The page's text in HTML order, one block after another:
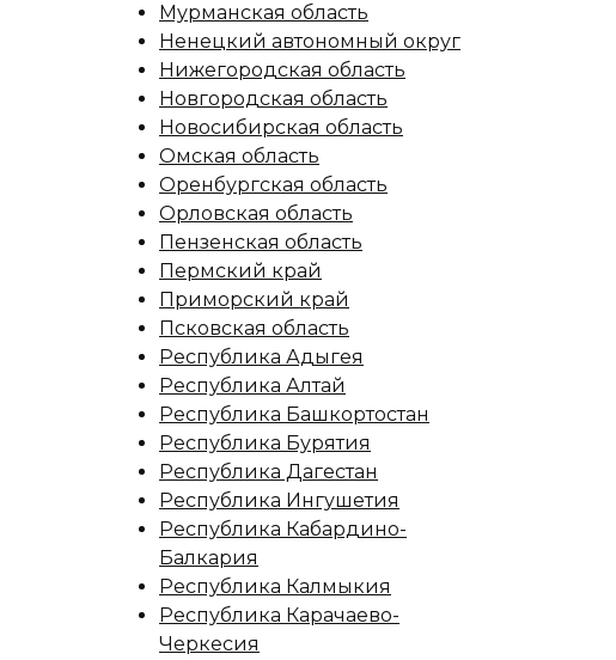
Мурманская область
Ненецкий автономный округ
Нижегородская область
Новгородская область
Новосибирская область
Омская область
Оренбургская область
Орловская область
Пензенская область
Пермский край
Приморский край
Псковская область
Республика Адыгея
Республика Алтай
Республика Башкортостан
Республика Бурятия
Республика Дагестан
Республика Ингушетия
Республика Кабардино-
Балкария
Республика Калмыкия
Республика Карачаево-
Черкесия